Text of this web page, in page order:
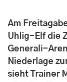
Am
Uhlig-Elf die
Generali-
Niederlage
sieht Trainer